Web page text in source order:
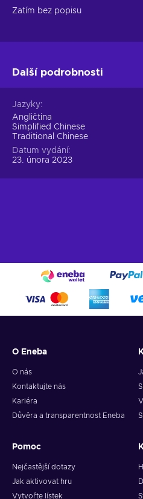
Zatím bez popisu
Další podrobnosti
Jazyky
Angličtina
Simplified Chinese
Traditional Chinese
Datum vydání
23. února 2023
O Eneba
O nás
Kontaktujte nás
Kariéra
Důvěra a transparentnost Eneba
Pomoc
Nejčastější dotazy
Jak aktivovat hru
Vytvořte lístek